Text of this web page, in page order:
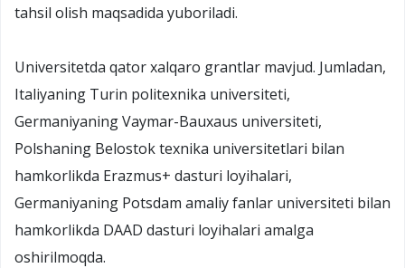
tahsil olish maqsadida yuboriladi.
Universitetda qator xalqaro grantlar mavjud. Jumladan,
Italiyaning Turin politexnika universiteti,
Germaniyaning Vaymar-Bauxaus universiteti,
Polshaning Belostok texnika universitetlari bilan
hamkorlikda Erazmus+ dasturi loyihalari,
Germaniyaning Potsdam amaliy fanlar universiteti bilan
hamkorlikda DAAD dasturi loyihalari amalga
oshirilmoqda.